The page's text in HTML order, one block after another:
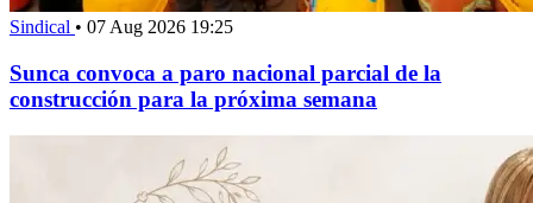
Sindical • 07 Aug 2026 19:25
Sunca convoca a paro nacional parcial de la
construcción para la próxima semana